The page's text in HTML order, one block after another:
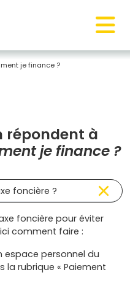
je finance ?
répondent à
je finance ?
foncière ?
foncière pour éviter
comment faire :
espace personnel du
la rubrique « Paiement